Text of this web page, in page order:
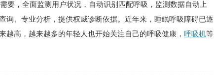
要，全面监测用户状况，自动识别匹配呼吸，监测数据自动上
、专业分析，提供权威诊断依据。近年来，睡眠呼吸障碍已逐
高，越来越多的年轻人也开始关注自己的呼吸健康， 呼吸机等